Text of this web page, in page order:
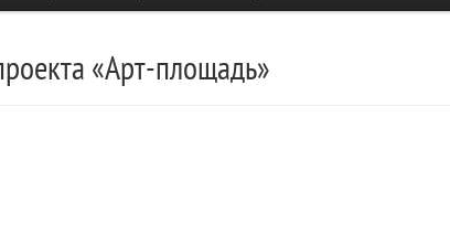
«Арт-площадь»